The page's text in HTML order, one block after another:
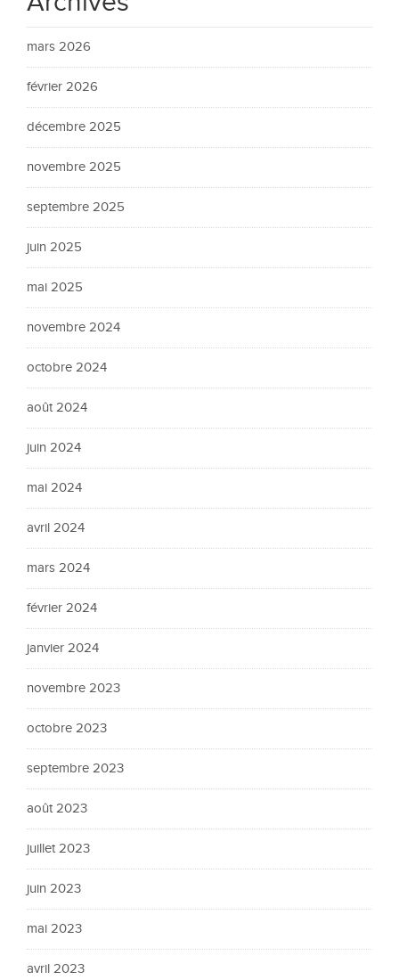
mars 2026
février 2026
décembre 2025
novembre 2025
septembre 2025
juin 2025
mai 2025
novembre 2024
octobre 2024
août 2024
juin 2024
mai 2024
avril 2024
mars 2024
février 2024
janvier 2024
novembre 2023
octobre 2023
septembre 2023
août 2023
juillet 2023
juin 2023
mai 2023
avril 2023